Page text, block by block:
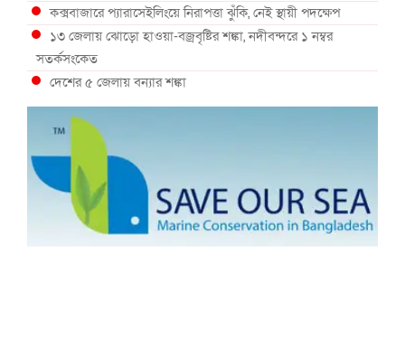
কক্সবাজারে প্যারাসেইলিংয়ে নিরাপত্তা ঝুঁকি, নেই স্থায়ী পদক্ষেপ
১৩ জেলায় ঝোড়ো হাওয়া-বজ্রবৃষ্টির শঙ্কা, নদীবন্দরে ১ নম্বর
সতর্কসংকেত
দেশের ৫ জেলায় বন্যার শঙ্কা
দেশের বিভিন্ন অঞ্চলে বজ্রবৃষ্টির আভাস, ঢাকার আকাশও মেঘলা
আগস্টে টানা বৃষ্টি ও বন্যার আভাস, সাগরে একাধিক লঘুচাপের শঙ্কা
স্বস্তি ও শঙ্কার পূর্বাভাস দিল আবহাওয়া